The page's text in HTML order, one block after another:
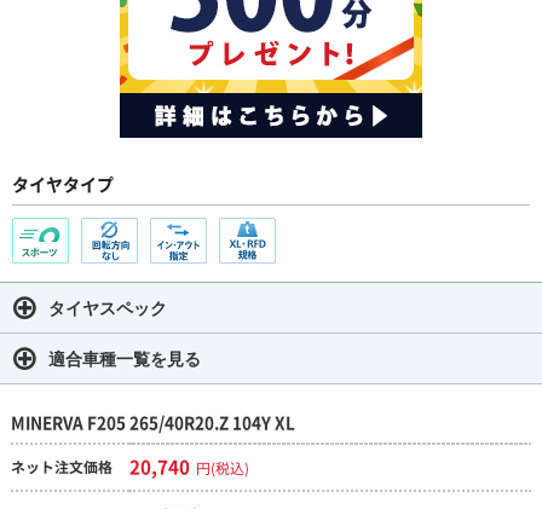
タイヤタイプ
タイヤスペック
適合車種一覧を見る
MINERVA F205 265/40R20.Z 104Y XL
ネット注文価格 20,740 円(税込)